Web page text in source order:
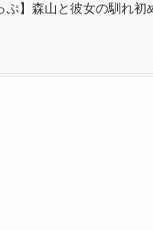
ぷ】森山と彼女の馴れ初